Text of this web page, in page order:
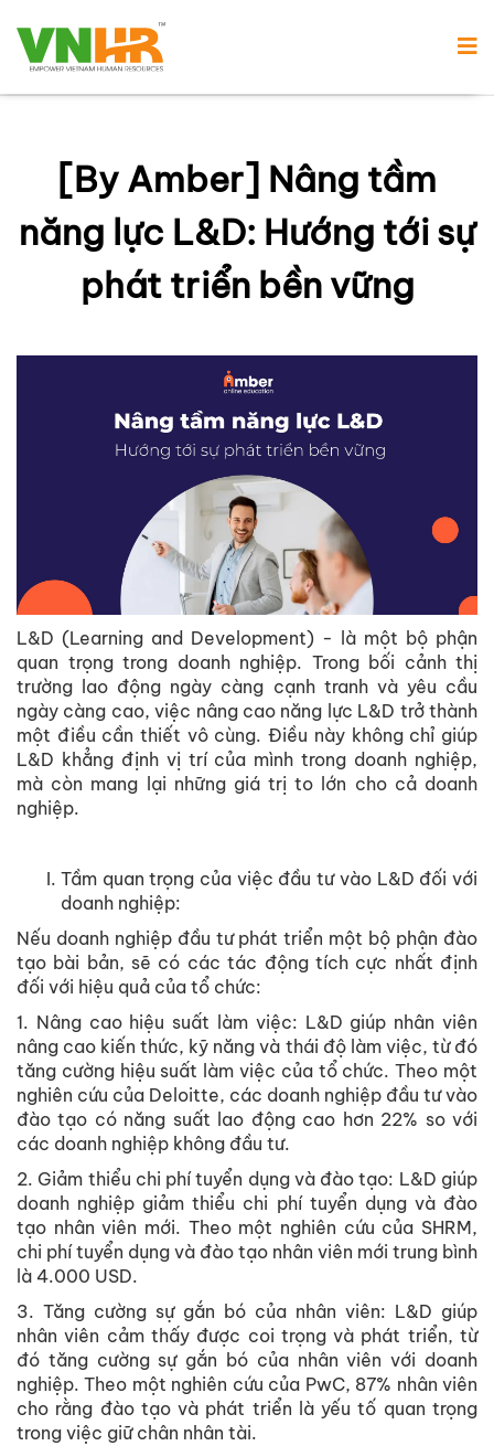
[By Amber] Nâng tầm
năng lực L&D: Hướng tới sự
phát triển bền vững
L&D (Learning and Development) - là một bộ phận
quan trọng trong doanh nghiệp. Trong bối cảnh thị
trường lao động ngày càng cạnh tranh và yêu cầu
ngày càng cao, việc nâng cao năng lực L&D trở thành
một điều cần thiết vô cùng. Điều này không chỉ giúp
L&D khẳng định vị trí của mình trong doanh nghiệp,
mà còn mang lại những giá trị to lớn cho cả doanh
nghiệp.
Tầm quan trọng của việc đầu tư vào L&D đối với
doanh nghiệp:
Nếu doanh nghiệp đầu tư phát triển một bộ phận đào
tạo bài bản, sẽ có các tác động tích cực nhất định
đối với hiệu quả của tổ chức:
1. Nâng cao hiệu suất làm việc: L&D giúp nhân viên
nâng cao kiến thức, kỹ năng và thái độ làm việc, từ đó
tăng cường hiệu suất làm việc của tổ chức. Theo một
nghiên cứu của Deloitte, các doanh nghiệp đầu tư vào
đào tạo có năng suất lao động cao hơn 22% so với
các doanh nghiệp không đầu tư.
2. Giảm thiểu chi phí tuyển dụng và đào tạo: L&D giúp
doanh nghiệp giảm thiểu chi phí tuyển dụng và đào
tạo nhân viên mới. Theo một nghiên cứu của SHRM,
chi phí tuyển dụng và đào tạo nhân viên mới trung bình
là 4.000 USD.
3. Tăng cường sự gắn bó của nhân viên: L&D giúp
nhân viên cảm thấy được coi trọng và phát triển, từ
đó tăng cường sự gắn bó của nhân viên với doanh
nghiệp. Theo một nghiên cứu của PwC, 87% nhân viên
cho rằng đào tạo và phát triển là yếu tố quan trọng
trong việc giữ chân nhân tài.